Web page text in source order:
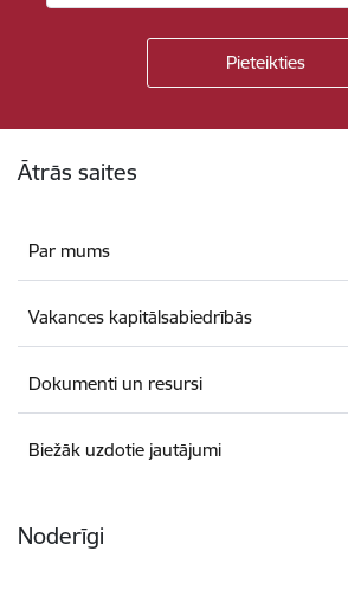
Ātrās saites
Par mums
Vakances kapitālsabiedrībās
Dokumenti un resursi
Biežāk uzdotie jautājumi
Noderīgi